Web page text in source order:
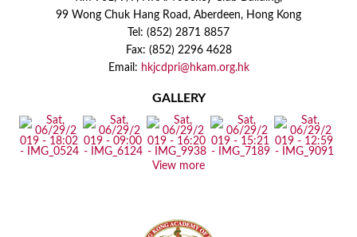
99 Wong Chuk Hang Road, Aberdeen, Hong Kong
Tel: (852) 2871 8857
Fax: (852) 2296 4628
Email: hkjcdpri@hkam.org.hk
GALLERY
View more